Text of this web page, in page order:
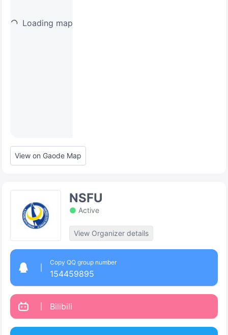
Loading map
View on Gaode Map
NSFU
Active
View Organizer details
Copy QQ group number
154459895
Bilibili